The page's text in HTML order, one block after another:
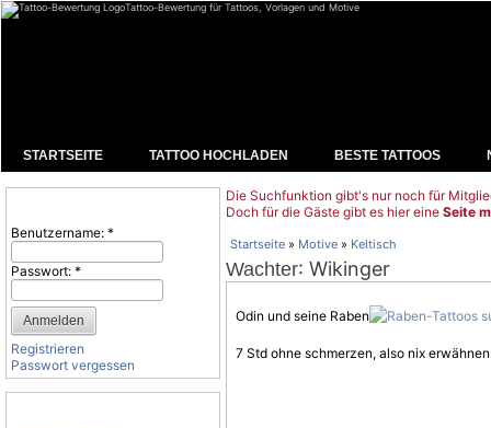
Tattoo-Bewertung für Tattoos, Vorlagen und Motive
STARTSEITE TATTOO HOCHLADEN BESTE TATTOOS
Benutzername: *
Passwort: *
Registrieren
Passwort vergessen
Die Suchfunktion gibt's nur noch für
Doch für die Gäste gibt es hier eine Seite
Startseite » Motive » Keltisch
Wachter: Wikinger
Odin und seine Raben
7 Std ohne schmerzen, also nix